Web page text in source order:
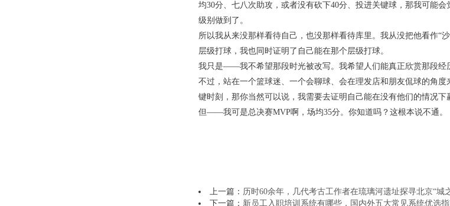
均30分、七八次助攻，或者没有砍下40分、投进关键球，那我可能
级别做到了。
所以我从来没那样看待自己，也没那样看待库里。我从没把他看作“
层级打球，我也同时证明了自己能在那个层级打球。
我只是——我不希望那段时光被改写。我希望人们能真正欣赏那段经
不过，站在一个篮球迷、一个会聊球、会在理发店和朋友侃球的角
键时刻，那你当然可以说，我需要去证明自己能在没有他们的情况下
但——我可是总决赛MVP啊，场均35分。你知道吗？这根本说不通。
上一篇： 历时60余年，几代考古工作者在琉璃河遗址探寻北京“城
下一篇： 新员工入职培训系统有哪些，国内外五大常见系统优选